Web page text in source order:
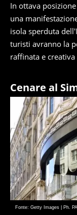
In ottava
una
isola sperduta
turisti avranno la
raffinata e
Cenare al
Fonte: Getty Images | Ph.